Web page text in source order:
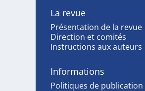
La revue
Présentation de la revue
Direction et comités
Instructions aux auteurs
Informations
Politiques de publication